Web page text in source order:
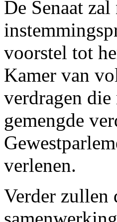
De Senaat
voorstel tot
Kamer van
verdragen die
gemengde
verlenen.
Verder zullen